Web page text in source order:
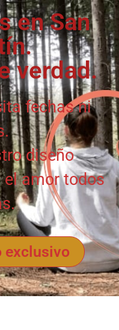
en San
verdad.
fechas ni
diseño
el amor todos
exclusivo